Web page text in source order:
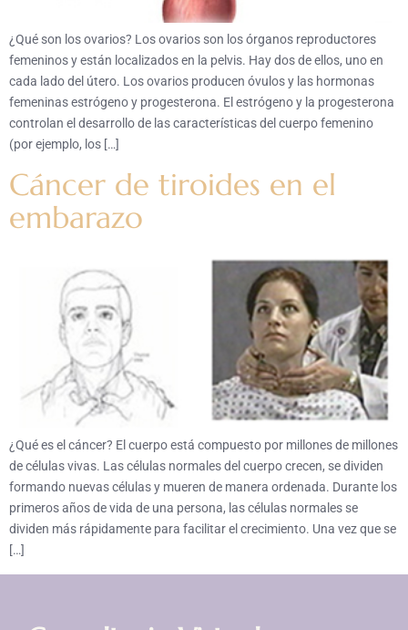
¿Qué son los ovarios? Los ovarios son los órganos reproductores
femeninos y están localizados en la pelvis. Hay dos de ellos, uno en
cada lado del útero. Los ovarios producen óvulos y las hormonas
femeninas estrógeno y progesterona. El estrógeno y la progesterona
controlan el desarrollo de las características del cuerpo femenino
(por ejemplo, los […]
Cáncer de tiroides en el
embarazo
¿Qué es el cáncer? El cuerpo está compuesto por millones de millones
de células vivas. Las células normales del cuerpo crecen, se dividen
formando nuevas células y mueren de manera ordenada. Durante los
primeros años de vida de una persona, las células normales se
dividen más rápidamente para facilitar el crecimiento. Una vez que se
[…]